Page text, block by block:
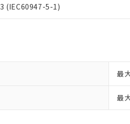
3 (IEC60947-5-1)
最
最